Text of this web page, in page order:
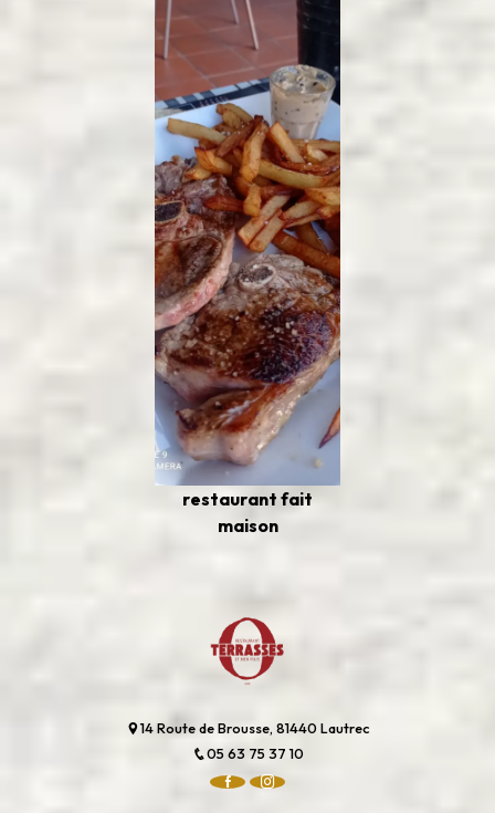
restaurant fait
maison
14 Route de Brousse, 81440 Lautrec
05 63 75 37 10